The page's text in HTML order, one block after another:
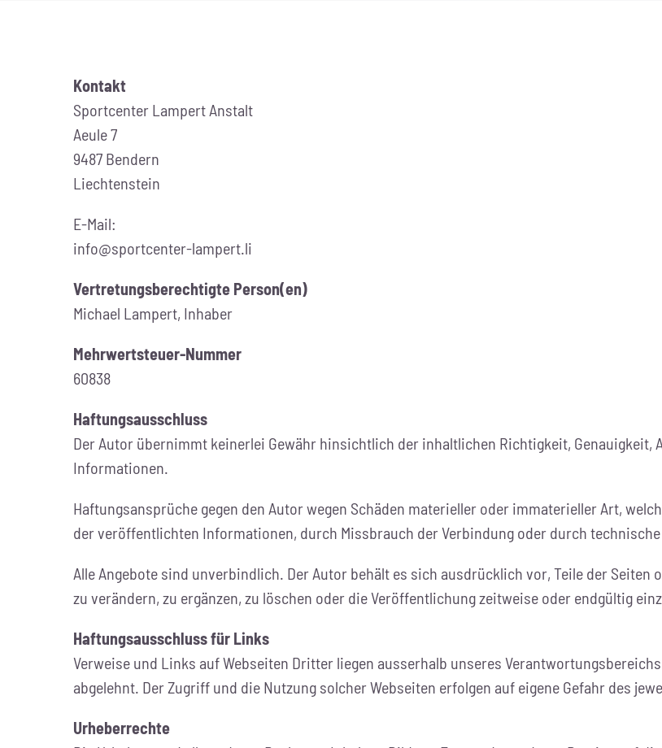
Kontakt
Sportcenter Lampert Anstalt
Aeule 7
9487 Bendern
Liechtenstein
E-Mail:
info@sportcenter-lampert.li
Vertretungsberechtigte Person(en)
Michael Lampert, Inhaber
Mehrwertsteuer-Nummer
60838
Haftungsausschluss
Der Autor übernimmt keinerlei Gewähr hinsichtlich der inhaltlichen Richtigkeit, Genauigkeit,
Informationen.
Haftungsansprüche gegen den Autor wegen Schäden materieller oder immaterieller Art,
der veröffentlichten Informationen, durch Missbrauch der Verbindung oder durch
Alle Angebote sind unverbindlich. Der Autor behält es sich ausdrücklich vor, Teile der Seiten
zu verändern, zu ergänzen, zu löschen oder die Veröffentlichung zeitweise oder endgültig
Haftungsausschluss für Links
Verweise und Links auf Webseiten Dritter liegen ausserhalb unseres
abgelehnt. Der Zugriff und die Nutzung solcher Webseiten erfolgen auf eigene Gefahr des
Urheberrechte